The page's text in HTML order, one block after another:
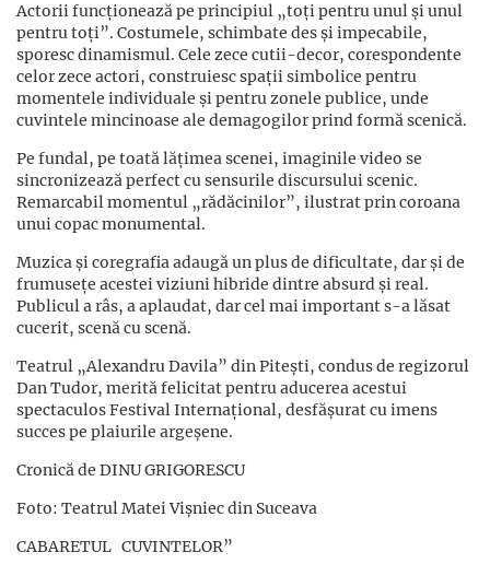
Actorii funcționează pe principiul „toți pentru unul și unul
pentru toți”. Costumele, schimbate des și impecabile,
sporesc dinamismul. Cele zece cutii-decor, corespondente
celor zece actori, construiesc spații simbolice pentru
momentele individuale și pentru zonele publice, unde
cuvintele mincinoase ale demagogilor prind formă scenică.
Pe fundal, pe toată lățimea scenei, imaginile video se
sincronizează perfect cu sensurile discursului scenic.
Remarcabil momentul „rădăcinilor”, ilustrat prin coroana
unui copac monumental.
Muzica și coregrafia adaugă un plus de dificultate, dar și de
frumusețe acestei viziuni hibride dintre absurd și real.
Publicul a râs, a aplaudat, dar cel mai important s-a lăsat
cucerit, scenă cu scenă.
Teatrul „Alexandru Davila” din Pitești, condus de regizorul
Dan Tudor, merită felicitat pentru aducerea acestui
spectaculos Festival Internațional, desfășurat cu imens
succes pe plaiurile argeșene.
Cronică de DINU GRIGORESCU
Foto: Teatrul Matei Vișniec din Suceava
CABARETUL CUVINTELOR”